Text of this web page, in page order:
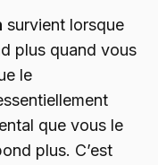
survient lorsque
plus quand vous
le
que vous le
plus. C’est